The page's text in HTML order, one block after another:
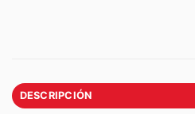
DESCRIPCIÓN